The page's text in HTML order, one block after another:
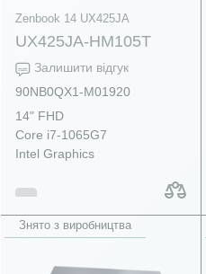
Zenbook 14 UX425JA
UX425JA-HM105T
Залишити відгук
90NB0QX1-M01920
14" FHD
Core i7-1065G7
Intel Graphics
Знято з виробництва